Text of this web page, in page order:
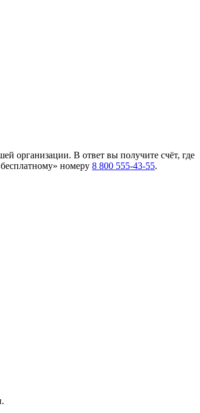
организации. В ответ вы получите счёт, где
номеру 8 800 555-43-55.